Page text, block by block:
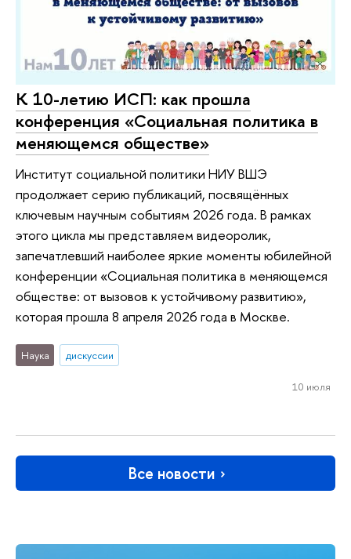
К 10-летию ИСП: как прошла
конференция «Социальная политика в
меняющемся обществе»
Институт социальной политики НИУ ВШЭ
продолжает серию публикаций, посвящённых
ключевым научным событиям 2026 года. В рамках
этого цикла мы представляем видеоролик,
запечатлевший наиболее яркие моменты юбилейной
конференции «Социальная политика в меняющемся
обществе: от вызовов к устойчивому развитию»,
которая прошла 8 апреля 2026 года в Москве.
Наука дискуссии
10 июля
Все новости